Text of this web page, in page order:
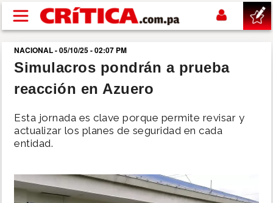
Pasar al contenido principal
buscar
SUCESOS
NACIONAL
SHOW
NACIONAL - 05/10/25 - 02:07 PM
Simulacros pondrán a prueba
reacción en Azuero
Esta jornada es clave porque permite revisar y
actualizar los planes de seguridad en cada
entidad.